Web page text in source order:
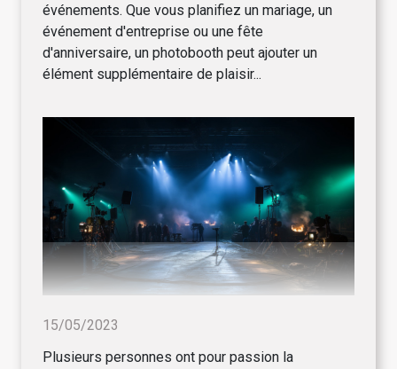
événements. Que vous planifiez un mariage, un
événement d'entreprise ou une fête
d'anniversaire, un photobooth peut ajouter un
élément supplémentaire de plaisir...
15/05/2023
Plusieurs personnes ont pour passion la